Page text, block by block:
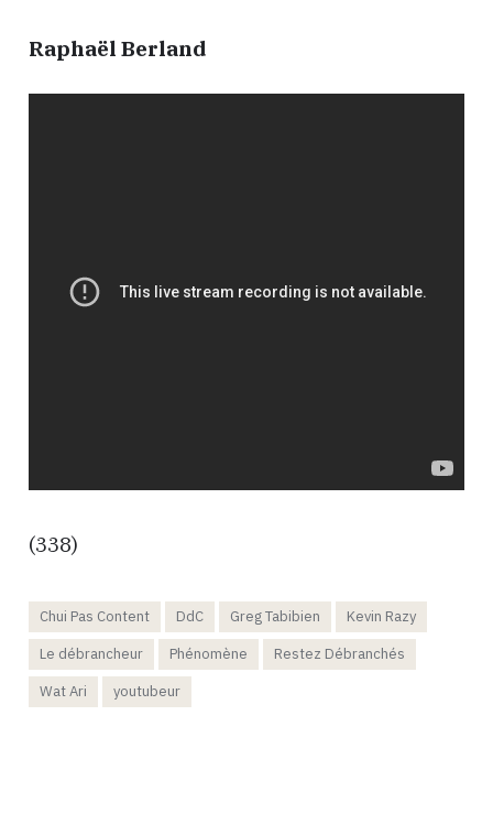
Raphaël Berland
(338)
Chui Pas Content DdC Greg Tabibien
Kevin Razy
Le débrancheur
Phénomène
Restez Débranchés
Wat Ari
youtubeur